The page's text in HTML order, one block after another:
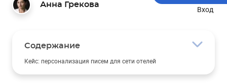
Вход
Анна Грекова
Содержание
Кейс: персонализация писем для сети отелей
Первые шаги к автоматизации